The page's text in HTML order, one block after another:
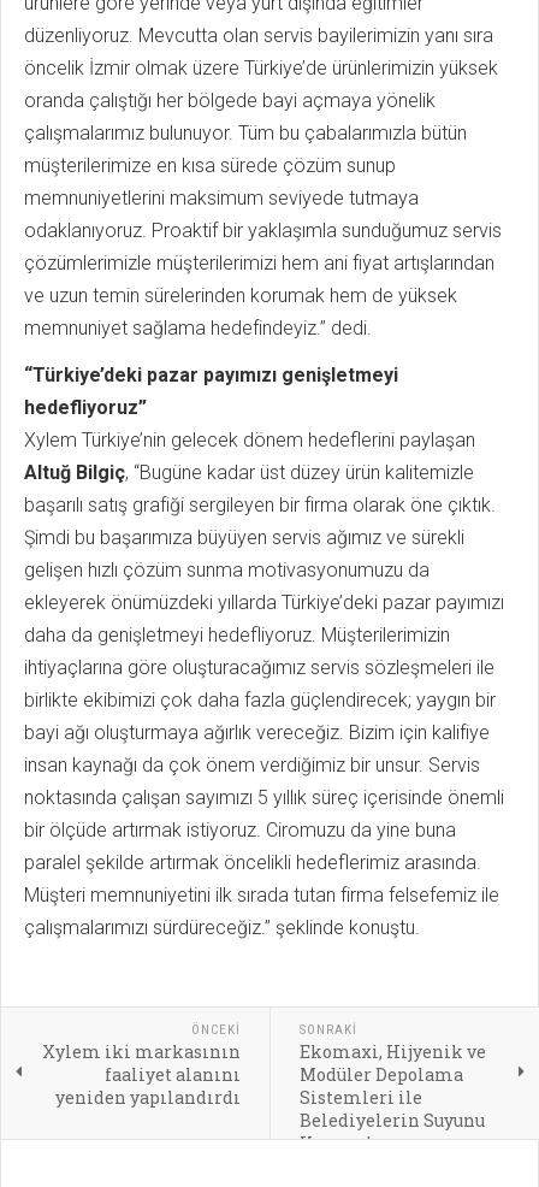
düzenliyoruz. Mevcutta olan servis bayilerimizin yanı sıra
öncelik İzmir olmak üzere Türkiye’de ürünlerimizin yüksek
oranda çalıştığı her bölgede bayi açmaya yönelik
çalışmalarımız bulunuyor. Tüm bu çabalarımızla bütün
müşterilerimize en kısa sürede çözüm sunup
memnuniyetlerini maksimum seviyede tutmaya
odaklanıyoruz. Proaktif bir yaklaşımla sunduğumuz servis
çözümlerimizle müşterilerimizi hem ani fiyat artışlarından
ve uzun temin sürelerinden korumak hem de yüksek
memnuniyet sağlama hedefindeyiz.” dedi.
“Türkiye’deki pazar payımızı genişletmeyi
hedefliyoruz”
Xylem Türkiye’nin gelecek dönem hedeflerini paylaşan
Altuğ Bilgiç, “Bugüne kadar üst düzey ürün kalitemizle
başarılı satış grafiği sergileyen bir firma olarak öne çıktık.
Şimdi bu başarımıza büyüyen servis ağımız ve sürekli
gelişen hızlı çözüm sunma motivasyonumuzu da
ekleyerek önümüzdeki yıllarda Türkiye’deki pazar payımızı
daha da genişletmeyi hedefliyoruz. Müşterilerimizin
ihtiyaçlarına göre oluşturacağımız servis sözleşmeleri ile
birlikte ekibimizi çok daha fazla güçlendirecek; yaygın bir
bayi ağı oluşturmaya ağırlık vereceğiz. Bizim için kalifiye
insan kaynağı da çok önem verdiğimiz bir unsur. Servis
noktasında çalışan sayımızı 5 yıllık süreç içerisinde önemli
bir ölçüde artırmak istiyoruz. Ciromuzu da yine buna
paralel şekilde artırmak öncelikli hedeflerimiz arasında.
Müşteri memnuniyetini ilk sırada tutan firma felsefemiz ile
çalışmalarımızı sürdüreceğiz.” şeklinde konuştu.
ÖNCEKI
Xylem iki markasının
faaliyet alanını
yeniden yapılandırdı
SONRAKI
Ekomaxi, Hijyenik ve
Modüler Depolama
Sistemleri ile
Belediyelerin Suyunu
Koruyor!